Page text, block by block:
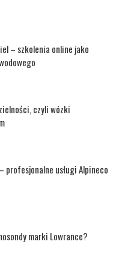
– szkolenia online jako
czyli wózki
profesjonalne usługi Alpineco
marki Lowrance?